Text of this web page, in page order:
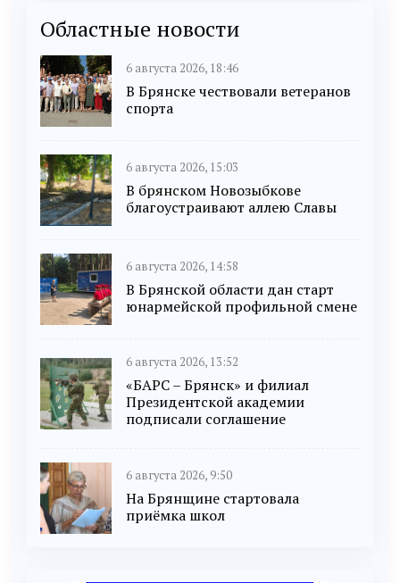
Областные новости
6 августа 2026, 18:46
В Брянске чествовали ветеранов
спорта
6 августа 2026, 15:03
В брянском Новозыбкове
благоустраивают аллею Славы
6 августа 2026, 14:58
В Брянской области дан старт
юнармейской профильной смене
6 августа 2026, 13:52
«БАРС – Брянск» и филиал
Президентской академии
подписали соглашение
6 августа 2026, 9:50
На Брянщине стартовала
приёмка школ